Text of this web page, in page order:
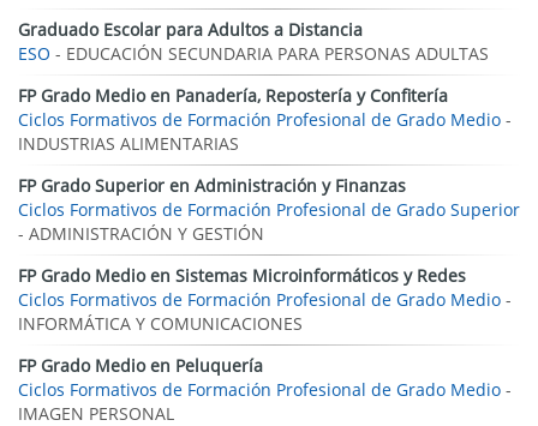
Graduado Escolar para Adultos a Distancia
ESO - EDUCACIÓN SECUNDARIA PARA PERSONAS ADULTAS
FP Grado Medio en Panadería, Repostería y Confitería
Ciclos Formativos de Formación Profesional de Grado Medio -
INDUSTRIAS ALIMENTARIAS
FP Grado Superior en Administración y Finanzas
Ciclos Formativos de Formación Profesional de Grado Superior
- ADMINISTRACIÓN Y GESTIÓN
FP Grado Medio en Sistemas Microinformáticos y Redes
Ciclos Formativos de Formación Profesional de Grado Medio -
INFORMÁTICA Y COMUNICACIONES
FP Grado Medio en Peluquería
Ciclos Formativos de Formación Profesional de Grado Medio -
IMAGEN PERSONAL